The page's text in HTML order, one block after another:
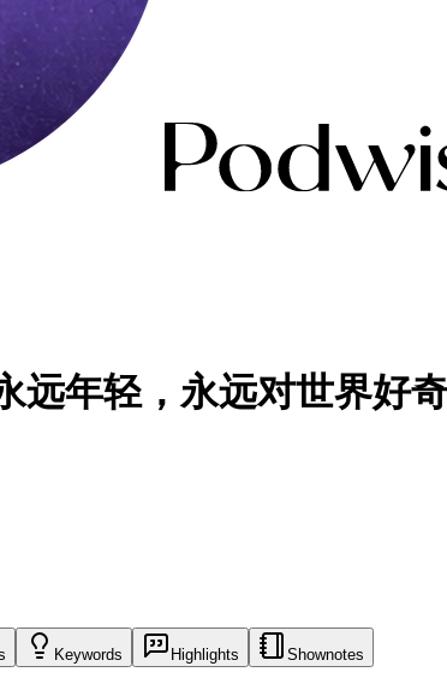
远年轻，永远对世界好
Keywords Highlights Shownotes